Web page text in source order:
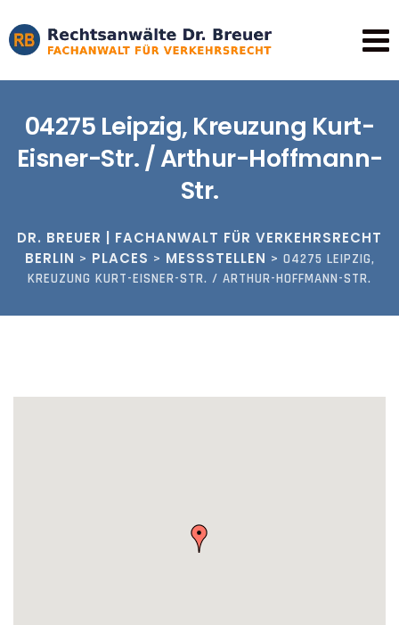
to
content
04275 Leipzig, Kreuzung Kurt-
Eisner-Str. / Arthur-Hoffmann-
Str.
DR. BREUER | FACHANWALT FÜR VERKEHRSRECHT
BERLIN > PLACES > MESSSTELLEN > 04275 LEIPZIG,
KREUZUNG KURT-EISNER-STR. / ARTHUR-HOFFMANN-STR.